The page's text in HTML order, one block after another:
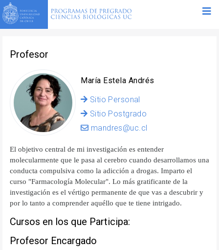
Profesor
María Estela Andrés
Sitio Personal
Sitio Postgrado
mandres@uc.cl
El objetivo central de mi investigación es entender
molecularmente que le pasa al cerebro cuando desarrollamos una
conducta compulsiva como la adicción a drogas. Imparto el
curso "Farmacología Molecular". Lo más gratificante de la
investigación es el vértigo permanente de que vas a descubrir y
por lo tanto a comprender aquéllo que te tiene intrigado.
Cursos en los que Participa:
Profesor Encargado